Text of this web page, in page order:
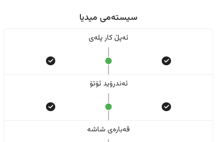
سیستەمی میدیا
ئەپڵ کار پلەی
ئەندرۆید ئۆتۆ
قەبارەی شاشە